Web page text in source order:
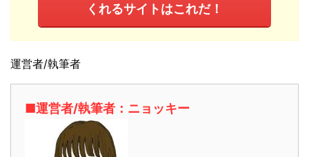
くれるサイトはこれだ！
運営者/執筆者
■運営者/執筆者：ニョッキー